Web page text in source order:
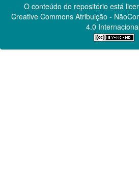
O conteúdo do repositório está
Creative CommonsAtribuição -
4.0